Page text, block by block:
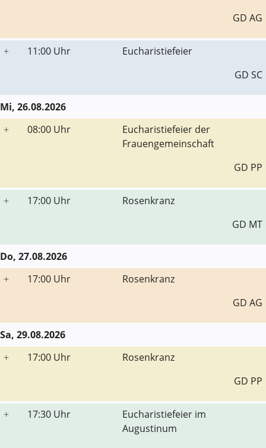
GD AG
+ 11:00 Uhr
Eucharistiefeier
GD SC
Mi, 26.08.2026
+
08:00 Uhr
Eucharistiefeier der
Frauengemeinschaft
GD PP
+ 17:00 Uhr
Rosenkranz
GD MT
Do, 27.08.2026
+
17:00 Uhr
Rosenkranz
GD AG
Sa, 29.08.2026
+
17:00 Uhr
Rosenkranz
GD PP
+ 17:30 Uhr
Eucharistiefeier im
Augustinum